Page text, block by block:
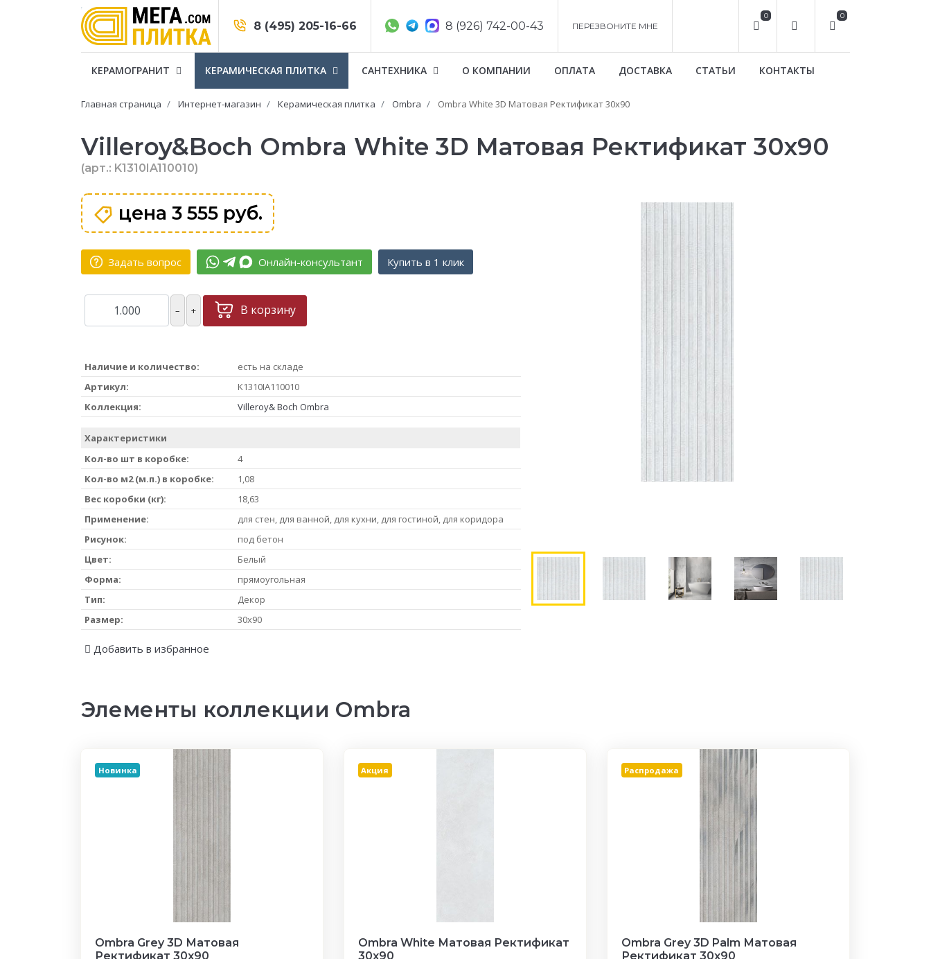
8 (495) 205-16-66 8 (926) 742-00-43 ПЕРЕЗВОНИТЕ МНЕ
0 0
КЕРАМОГРАНИТ КЕРАМИЧЕСКАЯ ПЛИТКА САНТЕХНИКА О КОМПАНИИ ОПЛАТА ДОСТАВКА СТАТЬИ КОНТАКТЫ
Главная страница Интернет-магазин Керамическая плитка Ombra Ombra White 3D Матовая Ректификат 30x90
Villeroy&Boch Ombra White 3D Матовая Ректификат 30x90
(арт.: K1310IA110010)
цена 3 555 руб.
Задать вопрос Онлайн-консультант Купить в 1 клик
– + В корзину
Наличие и количество:
есть на складе
Артикул:
K1310IA110010
Коллекция:
Villeroy& Boch Ombra
Характеристики
Кол-во шт в коробке:
4
Кол-во м2 (м.п.) в коробке:
1,08
Вес коробки (кг):
18,63
Применение:
для стен, для ванной, для кухни, для гостиной, для коридора
Рисунок:
под бетон
Цвет:
Белый
Форма:
прямоугольная
Тип:
Декор
Размер:
30x90
Добавить в избранное
Элементы коллекции Ombra
Новинка
Ombra Grey 3D Матовая
Ректификат 30x90
Акция
Ombra White Матовая Ректификат
30x90
Распродажа
Ombra Grey 3D Palm Матовая
Ректификат 30x90